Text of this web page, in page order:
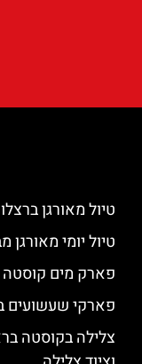
טיול מאורגן
טיול יומי
פארק מים קוסטה
פארקי שעשועים
צלילה בקוסטה